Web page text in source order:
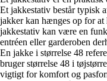
Et jakkestativ består typisk
jakker kan hænges op for at
jakkestativ kan være en
entréen eller garderoben
En jakke i størrelse 48
bruger størrelse 48 i
vigtigt for komfort og